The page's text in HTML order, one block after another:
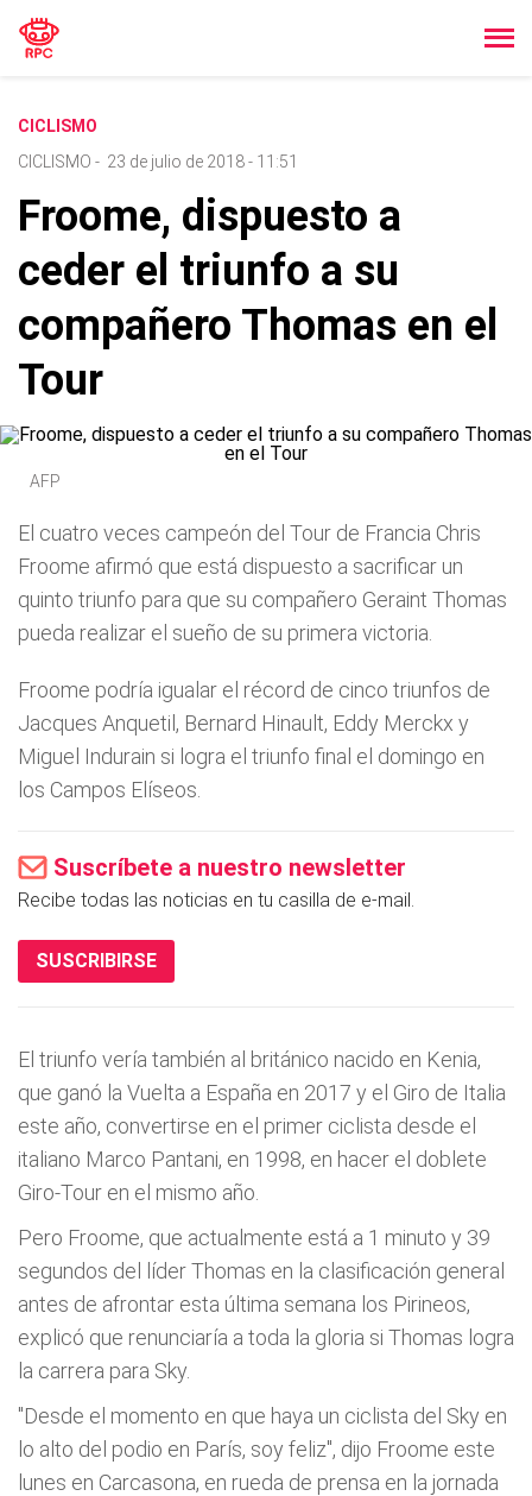
CICLISMO
CICLISMO - 23 de julio de 2018 - 11:51
Froome, dispuesto a
ceder el triunfo a su
compañero Thomas en el
Tour
AFP
El cuatro veces campeón del Tour de Francia Chris
Froome afirmó que está dispuesto a sacrificar un
quinto triunfo para que su compañero Geraint Thomas
pueda realizar el sueño de su primera victoria.
Froome podría igualar el récord de cinco triunfos de
Jacques Anquetil, Bernard Hinault, Eddy Merckx y
Miguel Indurain si logra el triunfo final el domingo en
los Campos Elíseos.
Suscríbete a nuestro newsletter
Recibe todas las noticias en tu casilla de e-mail.
SUSCRIBIRSE
El triunfo vería también al británico nacido en Kenia,
que ganó la Vuelta a España en 2017 y el Giro de Italia
este año, convertirse en el primer ciclista desde el
italiano Marco Pantani, en 1998, en hacer el doblete
Giro-Tour en el mismo año.
Pero Froome, que actualmente está a 1 minuto y 39
segundos del líder Thomas en la clasificación general
antes de afrontar esta última semana los Pirineos,
explicó que renunciaría a toda la gloria si Thomas logra
la carrera para Sky.
"Desde el momento en que haya un ciclista del Sky en
lo alto del podio en París, soy feliz", dijo Froome este
lunes en Carcasona, en rueda de prensa en la jornada